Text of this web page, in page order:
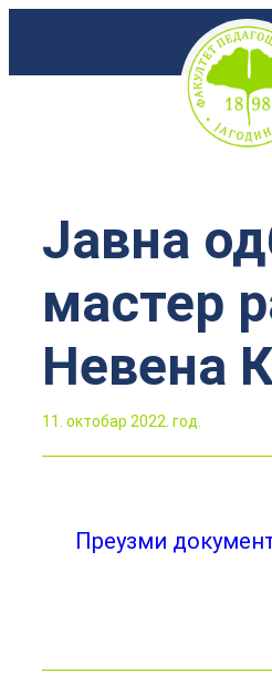
Јавна
мастер
Невена
11. октобар 2022. год.
Преузми